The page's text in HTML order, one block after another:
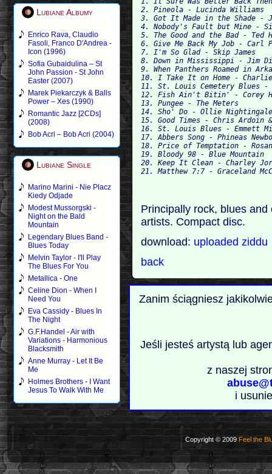
Lubiane Albumy
Enrico Rava, Claudio
Fasoli, Franco D'Andrea -
Icon (1996)
Sofia Gubaidulina – St
John Passion - St John
Easter (2007)
Marek Piekarczyk & Balls
Power – Xes (1990)
Romantic Jazz [2CDs]
(2008)
Bob Acri – Bob Acri (2004)
Lubiane Single
Marino Marini - Nie Placz
Kiedy Odjade
Modest Mussorgski -
Night on the Bald
Mountain
Legendary Blues Band -
Blues Today
Melvin Taylor - I'll Play
The Blues For You
Metallica - One
Celine Dion - When I
Need You
Eva Cassidy - Blues In
The Night
G.F.Handel - Air with
Variations - Harmonious
Blacksmith
Anne Murray - Let It Be
Me
Holmes Brothers - I Want
Jesus To Walk With Me
2. Pineola - Lucinda Williams
3. Got It Made in the Shade -
4. Nobody's Fault but Mine -
5. The Good and the Bad - Ted
6. Give Me Back My Job - Carl
7. I'm So Glad - Skip James
8. Down in Mississippi - Jim
9. When Panthers Roamed in
10. I Take It on Home -
11. St. Louis Cemetery Blues
12. Fish Ain't Bitin' - Corey
13. Pungee - The Meters
14. Sho' Do - Ollie Nightingale
15. Good Times - Chris Ardoin
16. St. Louis Blues - Emmett
17. Abbers Song - Phineas
18. Price of Temptation -
19. Bloody 98 - Blue Mountain
20. Keep It Clean - Charley
Principally rock, blues
artists. Compact disc.
download: uploadedziddu
back
Zanim ściągniesz
Jeśli jesteś artystą lub
z naszej
i
Copyright © 2009 Feel the